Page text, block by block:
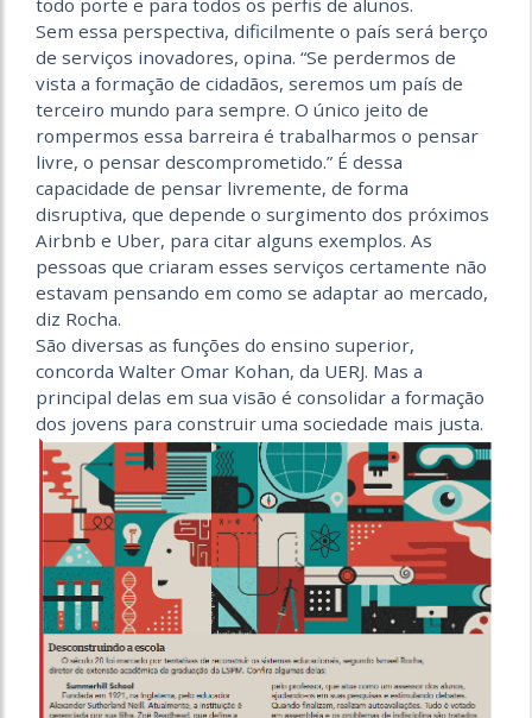
Sem essa perspectiva, dificilmente o país será berço
de serviços inovadores, opina. “Se perdermos de
vista a formação de cidadãos, seremos um país de
terceiro mundo para sempre. O único jeito de
rompermos essa barreira é trabalharmos o pensar
livre, o pensar descomprometido.” É dessa
capacidade de pensar livremente, de forma
disruptiva, que depende o surgimento dos próximos
Airbnb e Uber, para citar alguns exemplos. As
pessoas que criaram esses serviços certamente não
estavam pensando em como se adaptar ao mercado,
diz Rocha.
São diversas as funções do ensino superior,
concorda Walter Omar Kohan, da UERJ. Mas a
principal delas em sua visão é consolidar a formação
dos jovens para construir uma sociedade mais justa.